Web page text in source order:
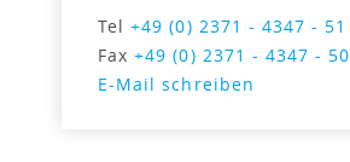
Tel+49 (0) 2371 - 4347 - 51
Fax+49 (0) 2371 - 4347 - 50
E-Mail schreiben